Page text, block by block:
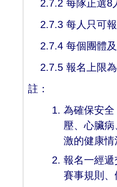
2.7.2 每隊正選8
2.7.3 每人只可
2.7.4 每個團體及
2.7.5 報名上限為
註：
為確保安
壓、心臟
激的健康
報名一經
賽事規則